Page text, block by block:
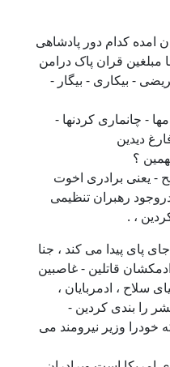
امده کدام دور پادشاهی
قران پاک درامن
- بیکاری - بیگار -
- چانماری کردنها -
دیدین
؟
- یعنی برادری اخوت
دروجود رهبران تنظیمی
، .
پای پیدا می کند ، جنا
قاتلین - غاصبین
سلاح ، ادمربایان ،
را بندی کردین -
خودرا وزیر نیرومند می